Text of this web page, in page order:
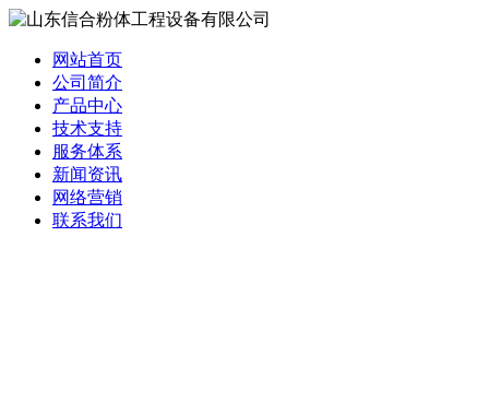
网站首页
公司简介
产品中心
技术支持
服务体系
新闻资讯
网络营销
联系我们